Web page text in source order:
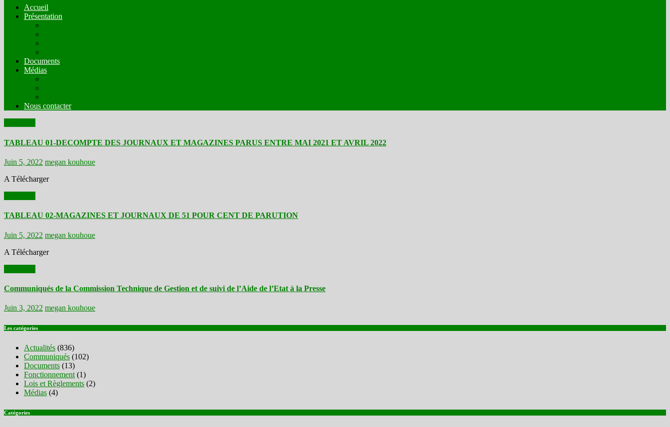
Accueil
Présentation
Documents
Médias
Nous contacter
TABLEAU 01-DECOMPTE DES JOURNAUX ET MAGAZINES PARUS ENTRE MAI 2021 ET AVRIL 2022
Juin 5, 2022 megan kouhoue
A Télécharger
TABLEAU 02-MAGAZINES ET JOURNAUX DE 51 POUR CENT DE PARUTION
Juin 5, 2022 megan kouhoue
A Télécharger
Communiqués de la Commission Technique de Gestion et de suivi de l’Aide de l’Etat à la Presse
Juin 3, 2022 megan kouhoue
Les catégories
Actualités (836)
Communiqués (102)
Documents (13)
Fonctionnement (1)
Lois et Règlements (2)
Médias (4)
Catégories